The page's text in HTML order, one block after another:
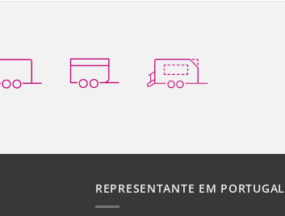
REPRESENTANTE EM PORTUGAL